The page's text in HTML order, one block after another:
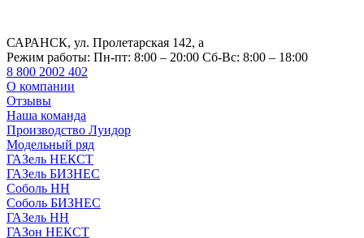
САРАНСК, ул. Пролетарская 142, а
Режим работы: Пн-пт: 8:00 – 20:00 Сб-Вс: 8:00 – 18:00
8 800 2002 402
О компании
Отзывы
Наша команда
Производство Луидор
Модельный ряд
ГАЗель НЕКСТ
ГАЗель БИЗНЕС
Соболь НН
Соболь БИЗНЕС
ГАЗель НН
ГАЗон НЕКСТ